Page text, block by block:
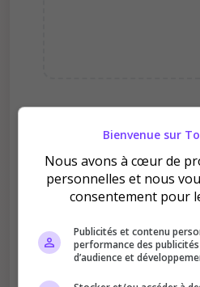
Nouvelles
Améliore le
Bienvenue sur
Nous avons à cœur de
personnelles et nous
consentement pour
Publicités et contenu
performance des
d’audience et